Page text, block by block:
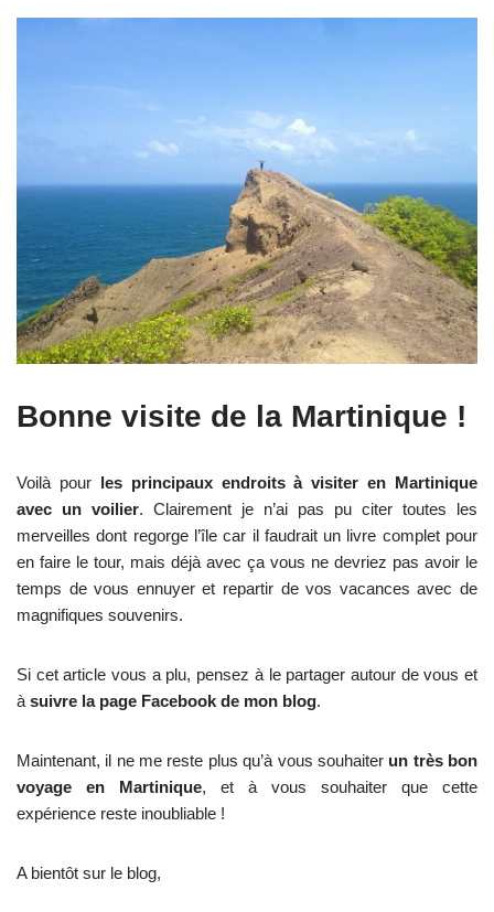
Bonne visite de la Martinique !
Voilà pourles principaux endroits à visiter en Martinique
avec un voilier. Clairement je n’ai pas pu citer toutes les
merveilles dont regorge l’île car il faudrait un livre complet pour
en faire le tour, mais déjà avec ça vous ne devriez pas avoir le
temps de vous ennuyer et repartir de vos vacances avec de
magnifiques souvenirs.
Si cet article vous a plu, pensez à le partager autour de vous et
à suivre la page Facebook de mon blog.
Maintenant, il ne me reste plus qu’à vous souhaiterun très bon
voyage en Martinique, et à vous souhaiter que cette
expérience reste inoubliable !
A bientôt sur le blog,